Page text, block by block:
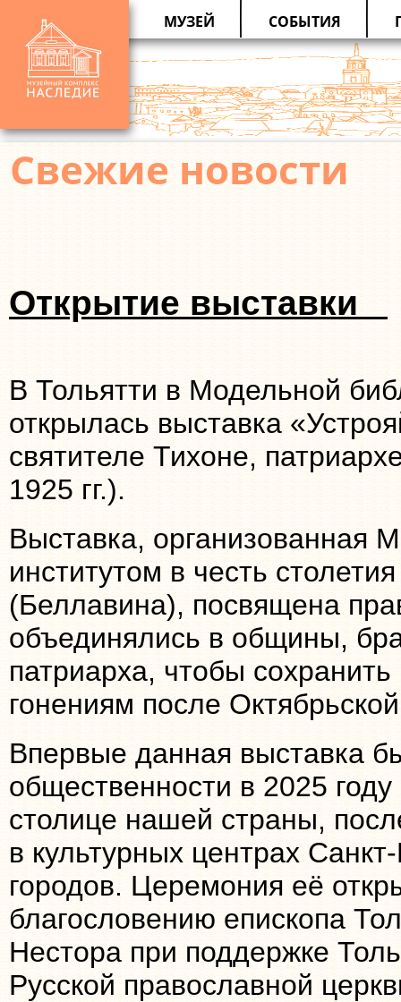
МУЗЕЙ СОБЫТИЯ
Свежие новости
Открытие выставки
В Тольятти в Модельной
открылась выставка
святителе Тихоне,
1925 гг.).
Выставка, организованная
институтом в честь
(Беллавина), посвящена
объединялись в общины,
патриарха, чтобы
гонениям после
Впервые данная выставка
общественности в 2025
столице нашей страны,
в культурных центрах
городов. Церемония её
благословению епископа
Нестора при поддержке
Русской православной